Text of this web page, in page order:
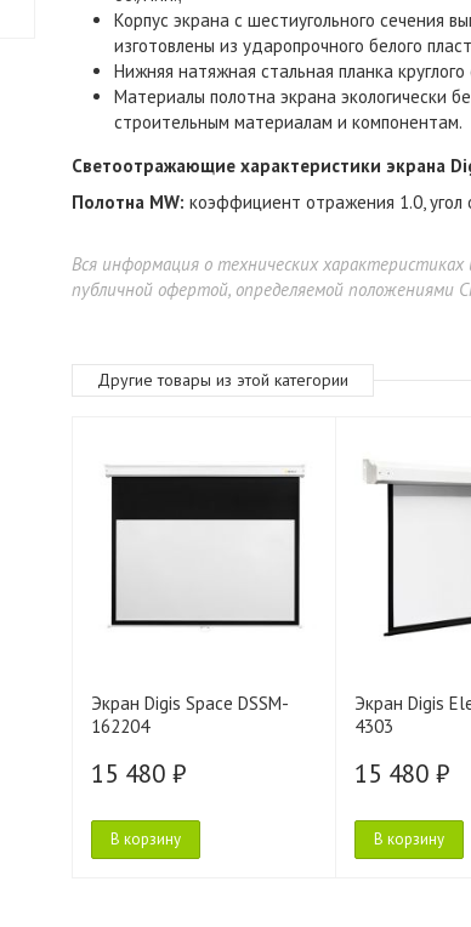
Корпус экрана с шестиугольного сечения
изготовлены из ударопрочного белого
Нижняя натяжная стальная планка
Материалы полотна экрана экологически
строительным материалам и компонентам.
Светоотражающие характеристики экрана
Полотна MW: коэффициент отражения 1.0, угол
Вся информация о технических
публичной офертой, определяемой положениями
Другие товары из этой категории
Экран Digis Space DSSM-
162204
15 480 ₽
В корзину
Экран Digis
4303
15 480 ₽
В корзину